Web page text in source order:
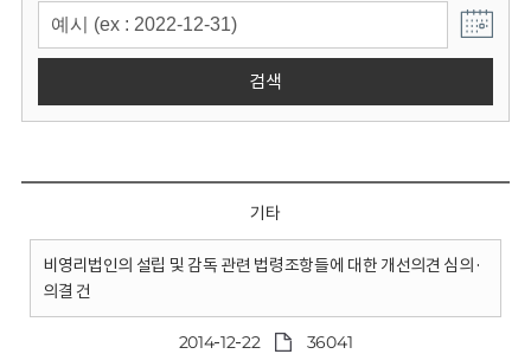
검색
기타
비영리법인의 설립 및 감독 관련 법령조항들에 대한 개선의견 심의·
의결 건
2014-12-22 36041